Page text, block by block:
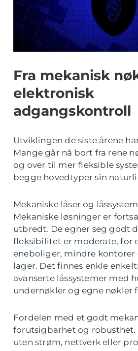
Fra mekanisk
elektronisk
adgangskontroll
Utviklingen de siste årene
Mange går nå bort fra rene
og over til mer fleksible
begge hovedtyper sin
Mekaniske låser og
Mekaniske løsninger er
utbredt. De egner seg godt
fleksibilitet er moderate, for
eneboliger, mindre kontorer
lager. Det finnes enkle
avanserte låssystemer med
undernøkler og egne nøkler
Fordelen med et godt
forutsigbarhet og robusthet.
uten strøm, nettverk eller